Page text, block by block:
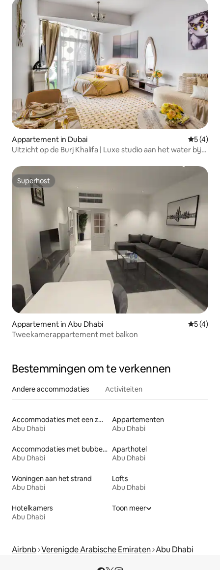
Appartement in Dubai
5 (4)
Uitzicht op de Burj Khalifa | Luxe studio aan het water bij
Superhost
Superhost
Appartement in Abu Dhabi
5 (4)
Tweekamerappartement met balkon
Bestemmingen om te verkennen
Andere accommodaties Activiteiten
Accommodaties met een zwembad
Abu Dhabi
Appartementen
Abu Dhabi
Accommodaties met bubbelbad
Abu Dhabi
Aparthotel
Abu Dhabi
Woningen aan het strand
Abu Dhabi
Lofts
Abu Dhabi
Hotelkamers
Abu Dhabi
Toon meer
Airbnb Verenigde Arabische Emiraten Abu Dhabi